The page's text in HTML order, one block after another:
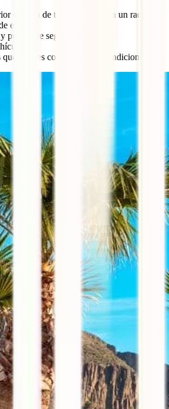
entrega de tu vehículo hasta un radio de
el taller.
puntos de seguridad.
que puedes consultar en el condicionado!